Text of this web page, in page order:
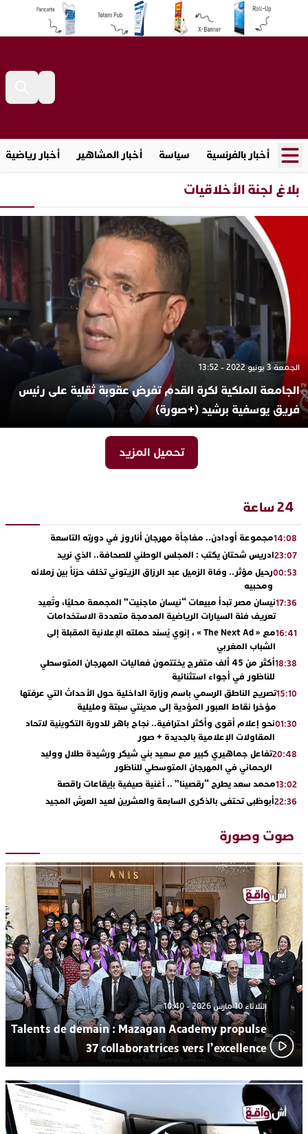
أخبار بالفرنسية سياسة أخبار المشاهير أخبار رياضية
بلاغ لجنة الأخلاقيات
الجمعة 3 يونيو 2022 - 13:52
الجامعة الملكية لكرة القدم تفرض عقوبة ثقلية على رئيس
فريق يوسفية برشيد (+صورة)
تحميل المزيد
24 ساعة
14:08مجموعة أودادن.. مفاجأة مهرجان أناروز في دورته التاسعة
23:07ادريس شحتان يكتب : المجلس الوطني للصحافة.. الذي نريد
00:53رحيل مؤثر.. وفاة الزميل عبد الرزاق الزيتوني تخلف حزناً بين زملائه
ومحبيه
17:36نيسان مصر تبدأ مبيعات “نيسان ماجنيت” المجمعة محليًا، وتُعِيد
تعريف فئة السيارات الرياضية المدمجة متعددة الاستخدامات
16:41
مع « The Next Ad » ، إنوي يُسند حملته الإعلانية المقبلة إلى
الشباب المغربي
18:38
أكثر من 45 ألف متفرج يختتمون فعاليات المهرجان المتوسطي
للناظور في أجواء استثنائية
15:10تصريح الناطق الرسمي باسم وزارة الداخلية حول الأحداث التي عرفتها
مؤخرا نقاط العبور المؤدية إلى مدينتي سبتة ومليلية
01:30نحو إعلام أقوى وأكثر احترافية.. نجاح باهر للدورة التكوينية لاتحاد
المقاولات الإعلامية بالجديدة + صور
20:48تفاعل جماهيري كبير مع سعيد بني شيكر ورشيدة طلال ووليد
الرحماني في المهرجان المتوسطي للناظور
13:02محمد سعد يطرح “رقصينا” .. أغنية صيفية بإيقاعات راقصة
22:36أبوظبي تحتفي بالذكرى السابعة والعشرين لعيد العرش المجيد
13:30دنيا بوطازوت تواصل تألقها الفني وتؤكد مكانتها بأداء مميز في
“كوفرة فالغيس”
19:11يقظة أمنية تنهي كابوس الفتاة القاصر: كواليس مثيرة لعملية تحرير
رهينتين من قبضة ذي سوابق بالجديدة
17:27اتحاد المقاولات الإعلامية يقود قاطرة التكوين بالجديدة ويستضيف
الإعلامي سعيد بلفقير في دورة استثنائية
صوت وصورة
الثلاثاء 10 مارس 2026 - 10:40
Talents de demain : Mazagan Academy propulse
37 collaboratrices vers l’excellence